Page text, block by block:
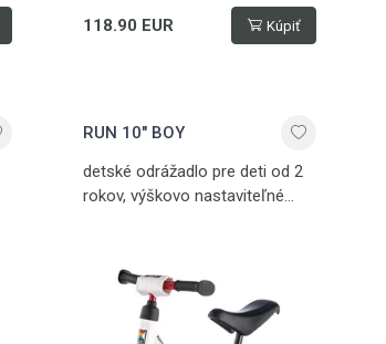
118.90 EUR Kúpiť
RUN 10" BOY
detské odrážadlo pre deti od 2
rokov, výškovo nastaviteľné